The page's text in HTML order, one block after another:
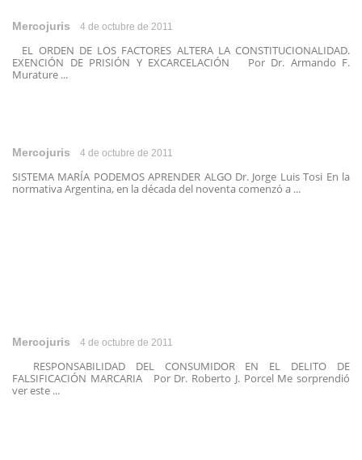
Mercojuris 4 de octubre de 2011
EL ORDEN DE LOS FACTORES ALTERA LA CONSTITUCIONALIDAD.
EXENCIÓN DE PRISIÓN Y EXCARCELACIÓN Por Dr. Armando F.
Murature ...
Mercojuris 4 de octubre de 2011
SISTEMA MARÍA PODEMOS APRENDER ALGO Dr. Jorge Luis Tosi En la
normativa Argentina, en la década del noventa comenzó a ...
Mercojuris 4 de octubre de 2011
RESPONSABILIDAD DEL CONSUMIDOR EN EL DELITO DE
FALSIFICACIÓN MARCARIA Por Dr. Roberto J. Porcel Me sorprendió
ver este ...